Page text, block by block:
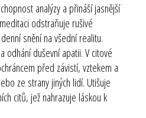
analýzy a přináší jasnější
odstraňuje rušivé
snění na všední realitu.
odhání duševní apatii. V citové
před závistí, vztekem a
ze strany jiných lidí. Utišuje
citů, jež nahrazuje láskou k